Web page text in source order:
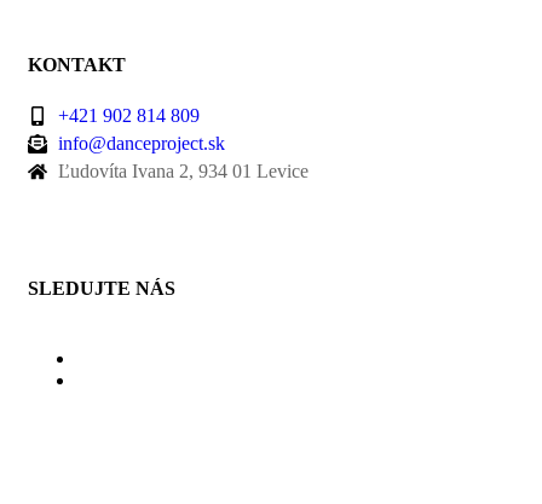
KONTAKT
+421 902 814 809
info@danceproject.sk
Ľudovíta Ivana 2, 934 01 Levice
SLEDUJTE NÁS